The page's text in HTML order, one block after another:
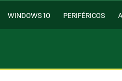
WINDOWS 10 PERIFÉRICOS